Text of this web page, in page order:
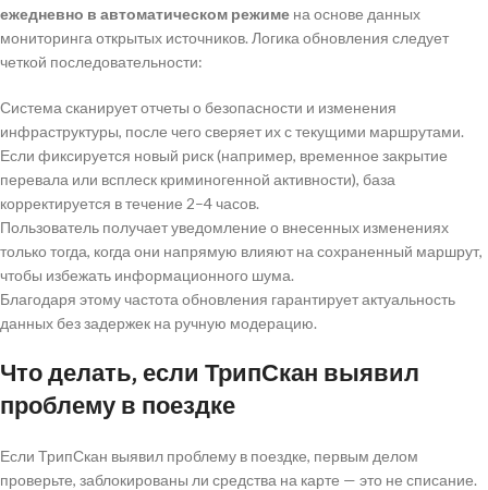
ежедневно в автоматическом режиме на основе данных
мониторинга открытых источников. Логика обновления следует
четкой последовательности:
Система сканирует отчеты о безопасности и изменения
инфраструктуры, после чего сверяет их с текущими маршрутами.
Если фиксируется новый риск (например, временное закрытие
перевала или всплеск криминогенной активности), база
корректируется в течение 2–4 часов.
Пользователь получает уведомление о внесенных изменениях
только тогда, когда они напрямую влияют на сохраненный маршрут,
чтобы избежать информационного шума.
Благодаря этому частота обновления гарантирует актуальность
данных без задержек на ручную модерацию.
Что делать, если ТрипСкан выявил
проблему в поездке
Если ТрипСкан выявил проблему в поездке, первым делом
проверьте, заблокированы ли средства на карте — это не списание.